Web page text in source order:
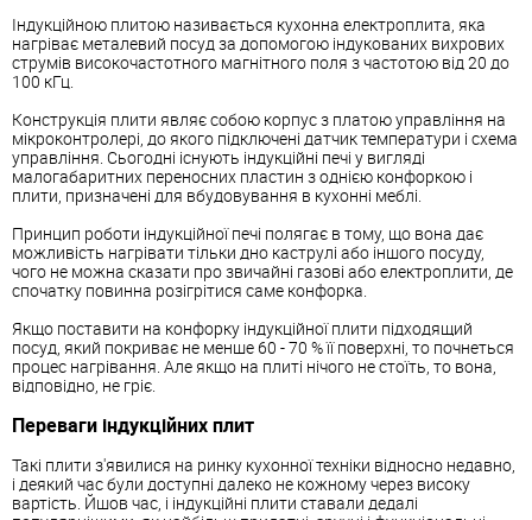
Індукційною плитою називається кухонна електроплита, яка
нагріває металевий посуд за допомогою індукованих вихрових
струмів високочастотного магнітного поля з частотою від 20 до
100 кГц.
Конструкція плити являє собою корпус з платою управління на
мікроконтролері, до якого підключені датчик температури і схема
управління. Сьогодні існують індукційні печі у вигляді
малогабаритних переносних пластин з однією конфоркою і
плити, призначені для вбудовування в кухонні меблі.
Принцип роботи індукційної печі полягає в тому, що вона дає
можливість нагрівати тільки дно каструлі або іншого посуду,
чого не можна сказати про звичайні газові або електроплити, де
спочатку повинна розігрітися саме конфорка.
Якщо поставити на конфорку індукційної плити підходящий
посуд, який покриває не менше 60 - 70 % її поверхні, то почнеться
процес нагрівання. Але якщо на плиті нічого не стоїть, то вона,
відповідно, не гріє.
Переваги індукційних плит
Такі плити з'явилися на ринку кухонної техніки відносно недавно,
і деякий час були доступні далеко не кожному через високу
вартість. Йшов час, і індукційні плити ставали дедалі